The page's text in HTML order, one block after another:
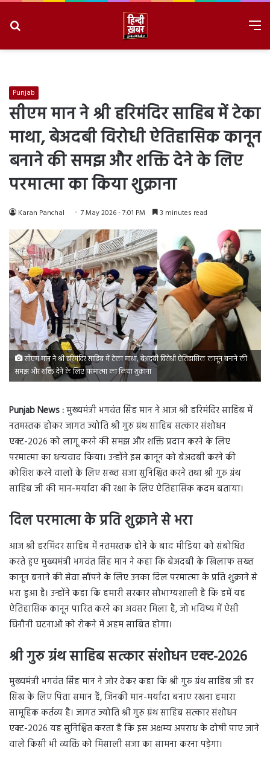
Punjab
सीएम मान ने श्री हरिमंदिर साहिब में टेका
माथा, बेअदबी विरोधी ऐतिहासिक कानून
बनाने की समझ और शक्ति देने के लिए
परमात्मा का किया शुक्राना
Karan Panchal 7 May 2026 - 7:01 PM 3 minutes read
सीएम मान ने श्री हरिमंदिर साहिब में टेका माथा, बेअदबी विरोधी ऐतिहासिक कानून बनाने की
समझ और शक्ति देने के लिए परमात्मा का किया शुक्राना
Punjab News :मुख्यमंत्री भगवंत सिंह मान ने आज श्री हरिमंदिर साहिब में
नतमस्तक होकर जागत ज्योति श्री गुरु ग्रंथ साहिब सत्कार संशोधन
एक्ट-2026 को लागू करने की समझ और शक्ति प्रदान करने के लिए
परमात्मा का धन्यवाद किया। उन्होंने इस कानून को बेअदबी करने की
कोशिश करने वालों के लिए सख्त सजा सुनिश्चित करने तथा श्री गुरु ग्रंथ
साहिब जी की मान-मर्यादा की रक्षा के लिए ऐतिहासिक कदम बताया।
दिल परमात्मा के प्रति शुक्राने से भरा
आज श्री हरमिंदर साहिब में नतमस्तक होने के बाद मीडिया को संबोधित
करते हुए मुख्यमंत्री भगवंत सिंह मान ने कहा कि बेअदबी के खिलाफ सख्त
कानून बनाने की सेवा सौंपने के लिए उनका दिल परमात्मा के प्रति शुक्राने से
भरा हुआ है। उन्होंने कहा कि हमारी सरकार सौभाग्यशाली है कि हमें यह
ऐतिहासिक कानून पारित करने का अवसर मिला है, जो भविष्य में ऐसी
घिनौनी घटनाओं को रोकने में अहम साबित होगा।
श्री गुरु ग्रंथ साहिब सत्कार संशोधन एक्ट-2026
मुख्यमंत्री भगवंत सिंह मान ने जोर देकर कहा कि श्री गुरु ग्रंथ साहिब जी हर
सिख के लिए पिता समान हैं, जिनकी मान-मर्यादा बनाए रखना हमारा
सामूहिक कर्तव्य है। जागत ज्योति श्री गुरु ग्रंथ साहिब सत्कार संशोधन
एक्ट-2026 यह सुनिश्चित करता है कि इस अक्षम्य अपराध के दोषी पाए जाने
वाले किसी भी व्यक्ति को मिसाली सजा का सामना करना पड़ेगा।